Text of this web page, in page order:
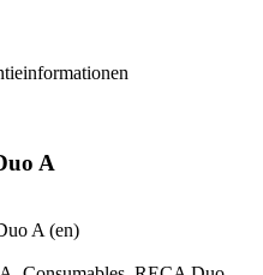
A
A (en)